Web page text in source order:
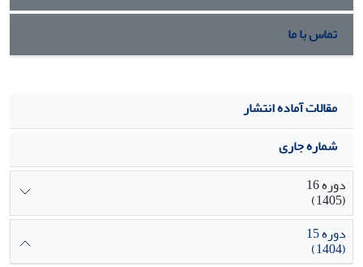
تماس با ما
مقالات آماده انتشار
شماره جاری
دوره 16
(1405)
دوره 15
(1404)